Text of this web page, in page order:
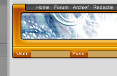
Home Forum Archief Redactie
User: Pass: